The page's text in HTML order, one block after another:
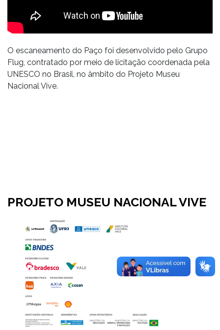
O escaneamento do Paço foi desenvolvido pelo Grupo
Flug, contratado por meio de licitação coordenada pela
UNESCO no Brasil, no âmbito do Projeto Museu
Nacional Vive.
PROJETO MUSEU NACIONAL VIVE